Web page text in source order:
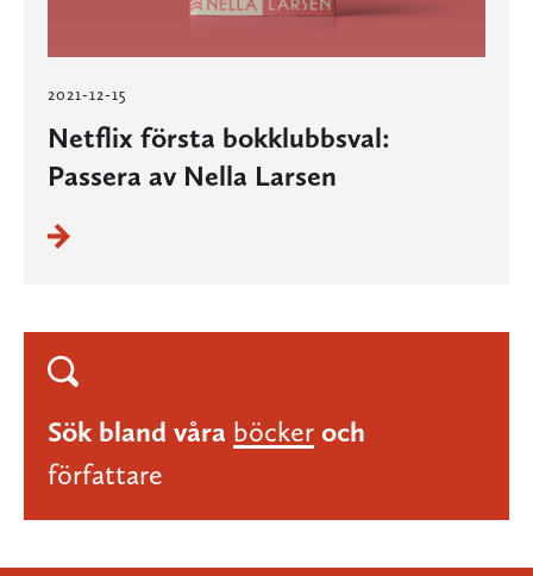
2021-12-15
Netflix första bokklubbsval:
Passera av Nella Larsen
Sök bland våra böcker och
författare